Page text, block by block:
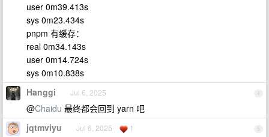
user 0m39.413s
sys 0m23.434s
pnpm 有缓存：
real 0m34.143s
user 0m14.724s
sys 0m10.838s
4
Hanggi Jul 6, 2025
@Chaidu 最终都会回到 yarn 吧
5
jqtmviyu Jul 6, 2025 1